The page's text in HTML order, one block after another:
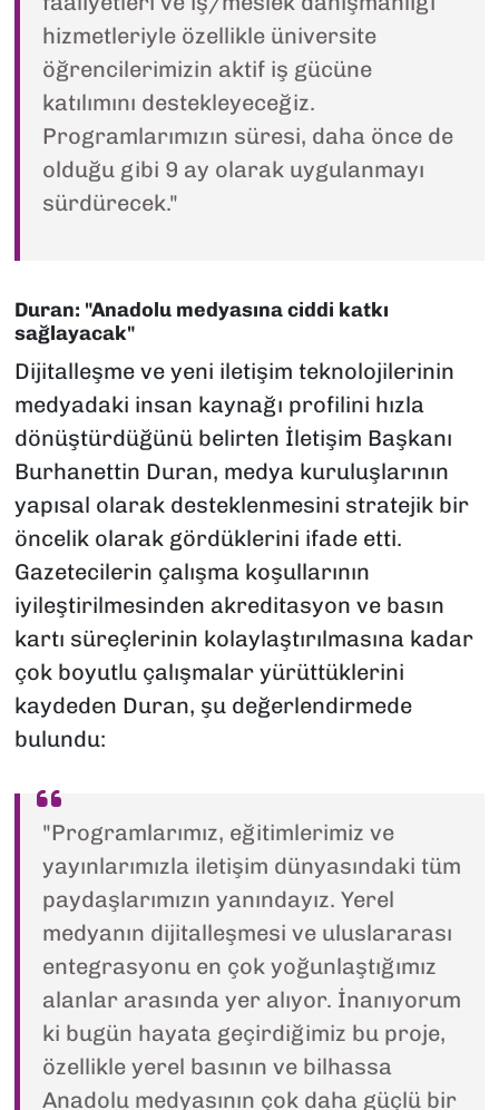
hizmetleriyle özellikle üniversite
öğrencilerimizin aktif iş gücüne
katılımını destekleyeceğiz.
Programlarımızın süresi, daha önce de
olduğu gibi 9 ay olarak uygulanmayı
sürdürecek."
Duran: "Anadolu medyasına ciddi katkı
sağlayacak"
Dijitalleşme ve yeni iletişim teknolojilerinin
medyadaki insan kaynağı profilini hızla
dönüştürdüğünü belirten İletişim Başkanı
Burhanettin Duran, medya kuruluşlarının
yapısal olarak desteklenmesini stratejik bir
öncelik olarak gördüklerini ifade etti.
Gazetecilerin çalışma koşullarının
iyileştirilmesinden akreditasyon ve basın
kartı süreçlerinin kolaylaştırılmasına kadar
çok boyutlu çalışmalar yürüttüklerini
kaydeden Duran, şu değerlendirmede
bulundu:
"Programlarımız, eğitimlerimiz ve
yayınlarımızla iletişim dünyasındaki tüm
paydaşlarımızın yanındayız. Yerel
medyanın dijitalleşmesi ve uluslararası
entegrasyonu en çok yoğunlaştığımız
alanlar arasında yer alıyor. İnanıyorum
ki bugün hayata geçirdiğimiz bu proje,
özellikle yerel basının ve bilhassa
Anadolu medyasının çok daha güçlü bir